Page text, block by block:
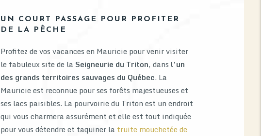
UN COURT PASSAGE POUR PROFITER
DE LA PÊCHE
Profitez de vos vacances en Mauricie pour venir visiter
le fabuleux site de la Seigneurie du Triton, dans l’un
des grands territoires sauvages du Québec. La
Mauricie est reconnue pour ses forêts majestueuses et
ses lacs paisibles. La pourvoirie du Triton est un endroit
qui vous charmera assurément et elle est tout indiquée
pour vous détendre et taquiner la truite mouchetée de